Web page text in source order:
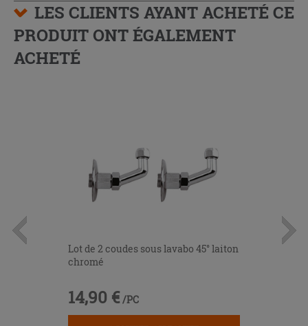
LES CLIENTS AYANT ACHETÉ CE
PRODUIT ONT ÉGALEMENT
ACHETÉ
Lot de 2 coudes sous lavabo 45° laiton
chromé
14,90 € /PC